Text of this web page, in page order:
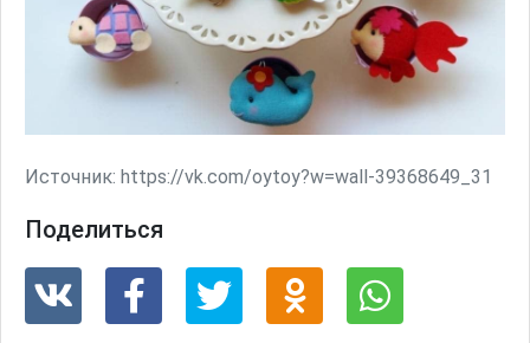
Источник: https://vk.com/oytoy?w=wall-39368649_31
Поделиться